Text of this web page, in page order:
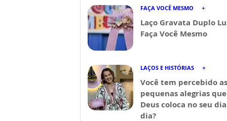
FAÇA VOCÊ MESMO
Laço Gravata Duplo
Faça Você Mesmo
LAÇOS E HISTÓRIAS
Você tem percebido as
pequenas alegrias que
Deus coloca no seu
dia?